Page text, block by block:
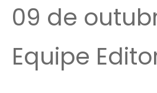
09 de
Equipe